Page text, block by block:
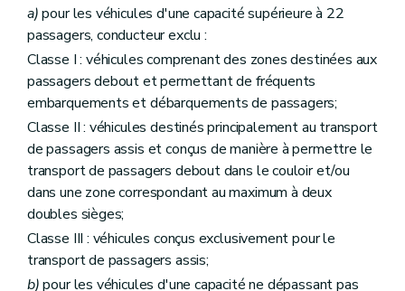
a)pour les véhicules d'une capacité supérieure à 22
passagers, conducteur exclu :
Classe I : véhicules comprenant des zones destinées aux
passagers debout et permettant de fréquents
embarquements et débarquements de passagers;
Classe II : véhicules destinés principalement au transport
de passagers assis et conçus de manière à permettre le
transport de passagers debout dans le couloir et/ou
dans une zone correspondant au maximum à deux
doubles sièges;
Classe III : véhicules conçus exclusivement pour le
transport de passagers assis;
b)pour les véhicules d'une capacité ne dépassant pas